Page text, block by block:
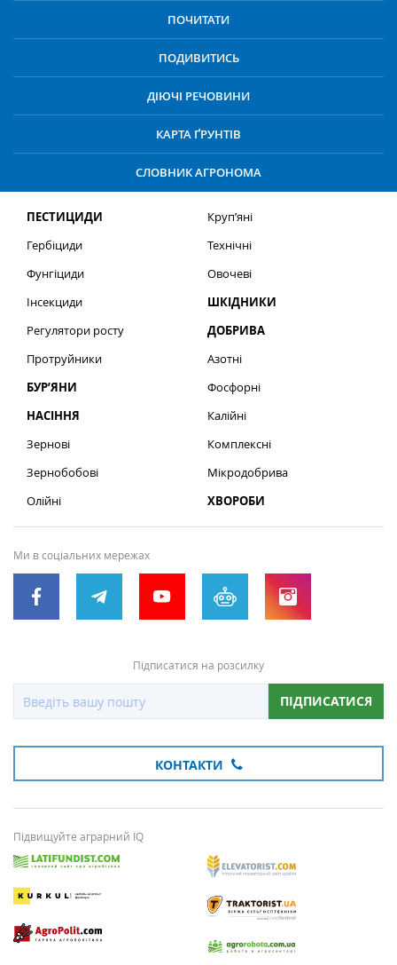
ПОЧИТАТИ
ПОДИВИТИСЬ
ДІЮЧІ РЕЧОВИНИ
КАРТА ҐРУНТІВ
СЛОВНИК АГРОНОМА
ПЕСТИЦИДИ
Гербіциди
Фунгіциди
Інсекциди
Регулятори росту
Протруйники
БУР’ЯНИ
НАСІННЯ
Зернові
Зернобобові
Олійні
Круп’яні
Технічні
Овочеві
ШКІДНИКИ
ДОБРИВА
Азотні
Фосфорні
Калійні
Комплексні
Мікродобрива
ХВОРОБИ
Ми в соціальних мережах
Підписатися на розсилку
ПІДПИСАТИСЯ
КОНТАКТИ
Підвищуйте аграрний IQ